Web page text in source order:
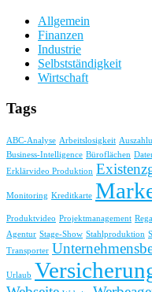
Allgemein
Finanzen
Industrie
Selbstständigkeit
Wirtschaft
Tags
ABC-Analyse Arbeitslosigkeit
Business-Intelligence Büroflächen
Erklärvideo Produktion
Monitoring Kreditkarte
Produktvideo Projektmanagement
Agentur Stage-Show Stahlproduktion
Transporter
Urlaub